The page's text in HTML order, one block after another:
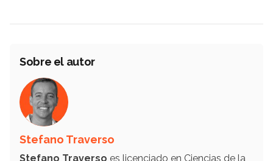
Sobre el autor
Stefano Traverso
Stefano Traverso es licenciado en Ciencias de la